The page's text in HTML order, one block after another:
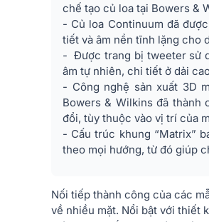
chế tạo củ loa tại Bowers &
- Củ loa Continuum đã
tiết và âm nền tĩnh lặng cho
- Được trang bị tweeter sử
âm tự nhiên, chi tiết ở dải
- Công nghệ sản xuất 3D
Bowers & Wilkins đã
đổi, tùy thuộc vào vị trí của
- Cấu trúc khung “Matrix”
theo mọi hướng, từ đó giúp
Nối tiếp thành công của các
về nhiều mặt. Nổi bật với thiết